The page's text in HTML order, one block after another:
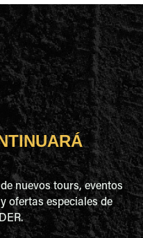
nuevos tours, eventos
ofertas especiales de